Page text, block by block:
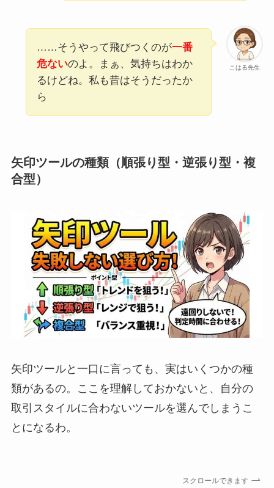
こはる先生
……そうやって飛びつくのが一番
危ないのよ。まぁ、気持ちはわか
るけどね。私も昔はそうだったか
ら
矢印ツールの種類（順張り型・逆張り型・複
合型）
矢印ツールと一口に言っても、実はいくつかの種
類があるの。ここを理解しておかないと、自分の
取引スタイルに合わないツールを選んでしまうこ
とになるわ。
スクロールできます